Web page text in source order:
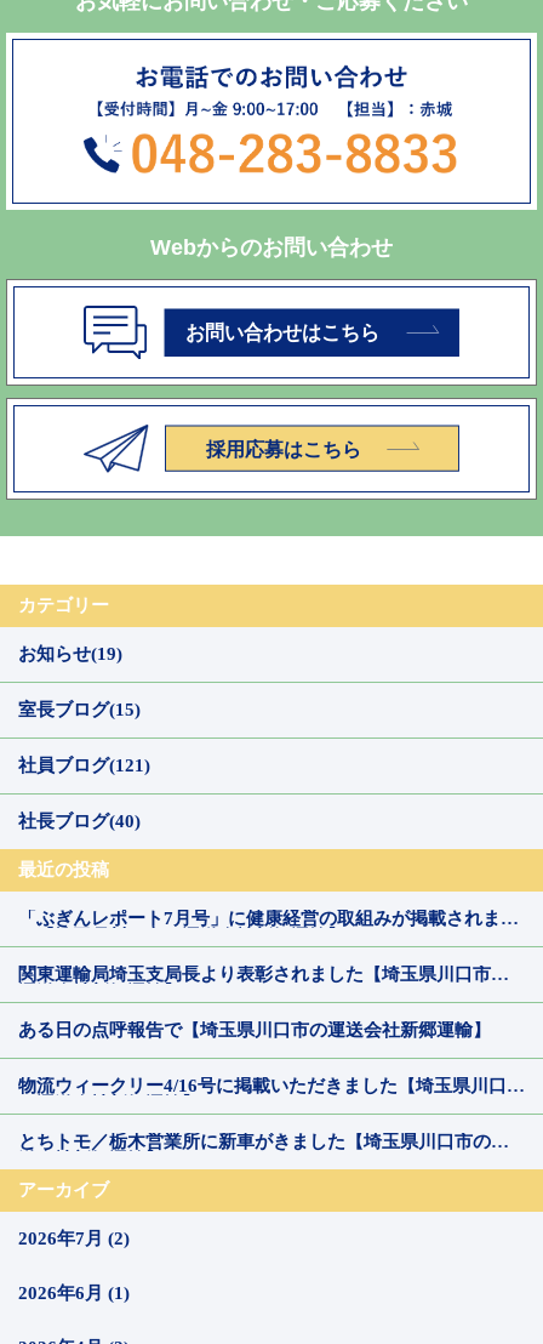
Webからのお問い合わせ
カテゴリー
お知らせ(19)
室長ブログ(15)
社員ブログ(121)
社長ブログ(40)
最近の投稿
「ぶぎんレポート7月号」に健康経営の取組みが掲載されまし
関東運輸局埼玉支局長より表彰されました【埼玉県川口市の
ある日の点呼報告で【埼玉県川口市の運送会社新郷運輸】
物流ウィークリー4/16号に掲載いただきました【埼玉県川口市
とちトモ／栃木営業所に新車がきました【埼玉県川口市の運
アーカイブ
2026年7月 (2)
2026年6月 (1)